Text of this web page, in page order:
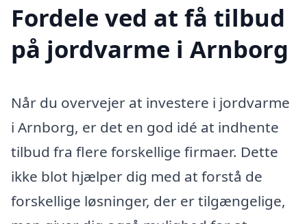
Fordele ved at få tilbud
på jordvarme i Arnborg
Når du overvejer at investere i jordvarme
i Arnborg, er det en god idé at indhente
tilbud fra flere forskellige firmaer. Dette
ikke blot hjælper dig med at forstå de
forskellige løsninger, der er tilgængelige,